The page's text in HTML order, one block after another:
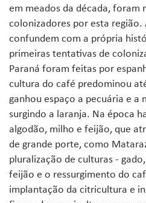
em meados da década, foram
colonizadores por esta região.
confundem com a própria
primeiras tentativas de
Paraná foram feitas por
cultura do café predominou
ganhou espaço a pecuária e a
surgindo a laranja. Na época
algodão, milho e feijão, que
de grande porte, como
pluralização de culturas -
feijão e o ressurgimento do
implantação da citricultura e